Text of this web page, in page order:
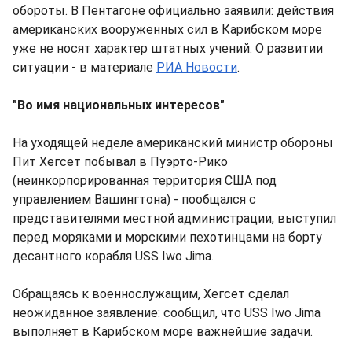
обороты. В Пентагоне официально заявили: действия
американских вооруженных сил в Карибском море
уже не носят характер штатных учений. О развитии
ситуации - в материале РИА Новости.
"Во имя национальных интересов"
На уходящей неделе американский министр обороны
Пит Хегсет побывал в Пуэрто-Рико
(неинкорпорированная территория США под
управлением Вашингтона) - пообщался с
представителями местной администрации, выступил
перед моряками и морскими пехотинцами на борту
десантного корабля USS Iwo Jima.
Обращаясь к военнослужащим, Хегсет сделал
неожиданное заявление: сообщил, что USS Iwo Jima
выполняет в Карибском море важнейшие задачи.